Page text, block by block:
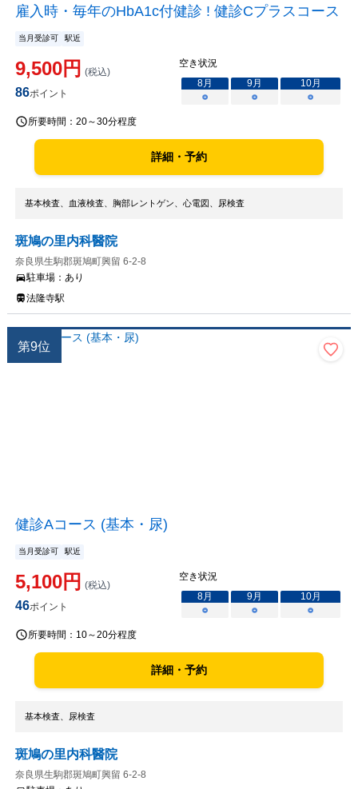
雇入時・毎年のHbA1c付健診 ! 健診Cプラスコース
当月受診可 駅近
9,500円 (税込)
86ポイント
空き状況
8月 9月 10月
○
○ ○
所要時間： 20～30分程度
詳細・予約
基本検査、血液検査、胸部レントゲン、心電図、尿検査
斑鳩の里内科醫院
奈良県生駒郡斑鳩町興留 6-2-8
駐車場： あり
法隆寺駅
第9位
健診Aコース (基本・尿)
当月受診可 駅近
5,100円 (税込)
46ポイント
空き状況
8月 9月 10月
○
○ ○
所要時間： 10～20分程度
詳細・予約
基本検査、尿検査
斑鳩の里内科醫院
奈良県生駒郡斑鳩町興留 6-2-8